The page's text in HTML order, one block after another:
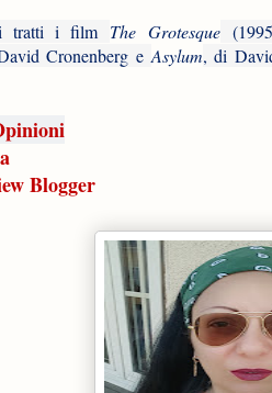
tratti i film The Grotesque
Cronenberg eAsylum, di
Blogger